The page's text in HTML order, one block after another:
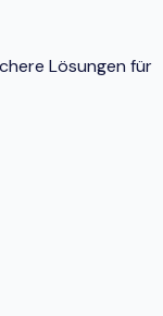
Lösungen für